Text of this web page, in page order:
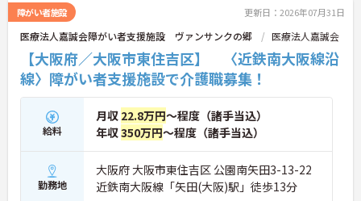
ご興味のある方には、面接対策ポイントなど、さら
に詳細をお話いたしますので、お気軽にご相談くだ
さい。
障がい者施設 更新日：2026年07月31日
医療法人嘉誠会障がい者支援施設 ヴァンサンクの郷 医療法人嘉誠会
【大阪府／大阪市東住吉区】 〈近鉄南大阪線沿
線〉障がい者支援施設で介護職募集！
給料
月収 22.8万円～程度（諸手当込）
年収350万円～程度（諸手当込）
勤務地
大阪府 大阪市東住吉区 公園南矢田3-13-22
近鉄南大阪線「矢田(大阪)駅」徒歩13分